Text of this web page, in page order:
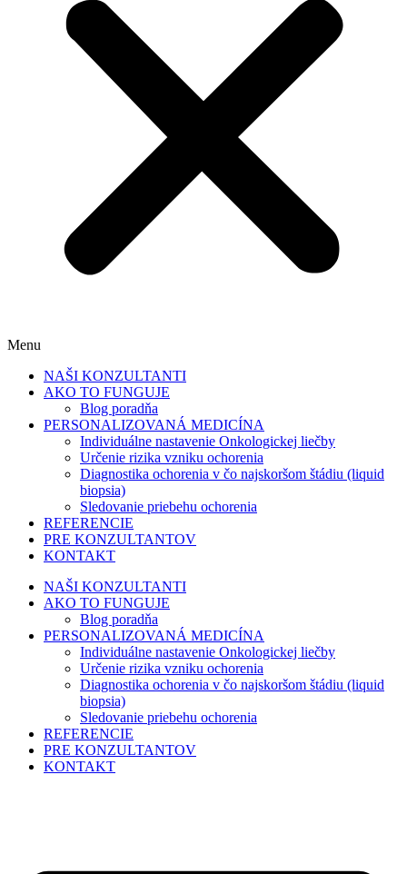
Menu
NAŠI KONZULTANTI
AKO TO FUNGUJE
Blog poradňa
PERSONALIZOVANÁ MEDICÍNA
Individuálne nastavenie Onkologickej liečby
Určenie rizika vzniku ochorenia
Diagnostika ochorenia v čo najskoršom štádiu (liquid
biopsia)
Sledovanie priebehu ochorenia
REFERENCIE
PRE KONZULTANTOV
KONTAKT
NAŠI KONZULTANTI
AKO TO FUNGUJE
Blog poradňa
PERSONALIZOVANÁ MEDICÍNA
Individuálne nastavenie Onkologickej liečby
Určenie rizika vzniku ochorenia
Diagnostika ochorenia v čo najskoršom štádiu (liquid
biopsia)
Sledovanie priebehu ochorenia
REFERENCIE
PRE KONZULTANTOV
KONTAKT